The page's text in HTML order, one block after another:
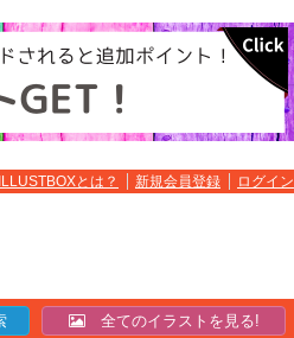
ILLUSTBOXとは？ 新規会員登録 ログイン
全てのイラストを見る!